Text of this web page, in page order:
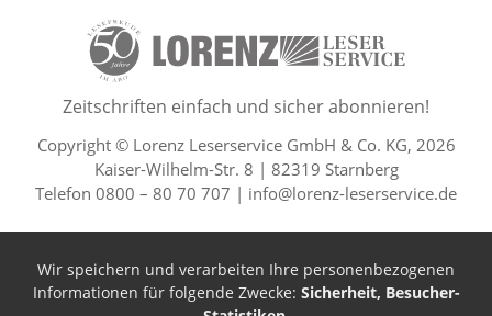
Leserservice
50 Lesefreude im Abo Jahre
Zeitschriften einfach und sicher abonnieren!
Copyright © Lorenz Leserservice GmbH & Co. KG, 2026
Kaiser-Wilhelm-Str. 8 | 82319 Starnberg
Telefon 0800 – 80 70 707 | info@lorenz-leserservice.de
Wir speichern und verarbeiten Ihre personenbezogenen
Informationen für folgende Zwecke: Sicherheit, Besucher-